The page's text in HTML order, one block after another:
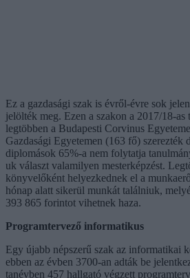
Ez a gazdasági szak is évről-évre sok
jelölték meg. Ezen a szakon a 2017/18-as
legtöbben a Budapesti Corvinus
Gazdasági Egyetemen (163 fő) szerezték
diplomások 65%-a nem folytatja
uk választ valamilyen mesterképzést.
könyvelőként helyezkednek el a
hónap alatt sikerül munkát találniuk,
393 865 forintot vihetnek haza.
Programtervező informatikus
Egy újabb népszerű szak az informatikai
ebben az évben 3700-an adták be
tanévben 457 hallgató végzett